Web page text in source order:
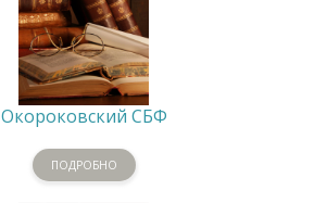
Окороковский СБФ
ПОДРОБНО